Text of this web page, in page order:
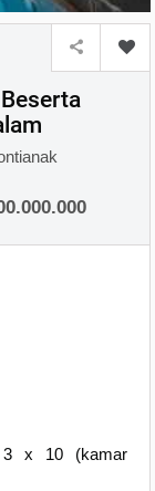
3 x 10 (kamar